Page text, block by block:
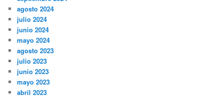
agosto 2024
julio 2024
junio 2024
mayo 2024
agosto 2023
julio 2023
junio 2023
mayo 2023
abril 2023